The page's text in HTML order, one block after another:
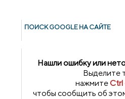
ПОИСК GOОGLE НА САЙТЕ
Нашли ошибку или
Выделите
нажмитеCtrl
чтобы сообщить об